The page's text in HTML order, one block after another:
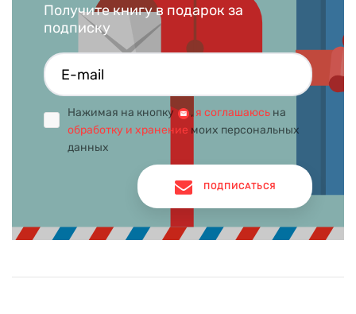
Получите книгу в подарок за
подписку
Нажимая на кнопку , я соглашаюсь на
обработку и хранение моих персональных
данных
ПОДПИСАТЬСЯ